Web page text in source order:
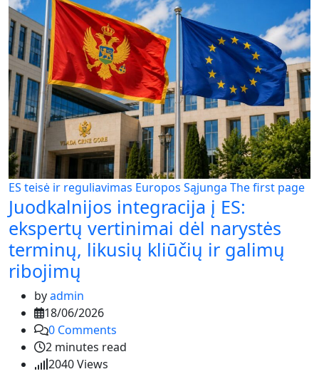
ES teisė ir reguliavimas Europos Sąjunga The first page
Juodkalnijos integracija į ES:
ekspertų vertinimai dėl narystės
terminų, likusių kliūčių ir galimų
ribojimų
byadmin
18/06/2026
0 Comments
2 minutes read
2040Views